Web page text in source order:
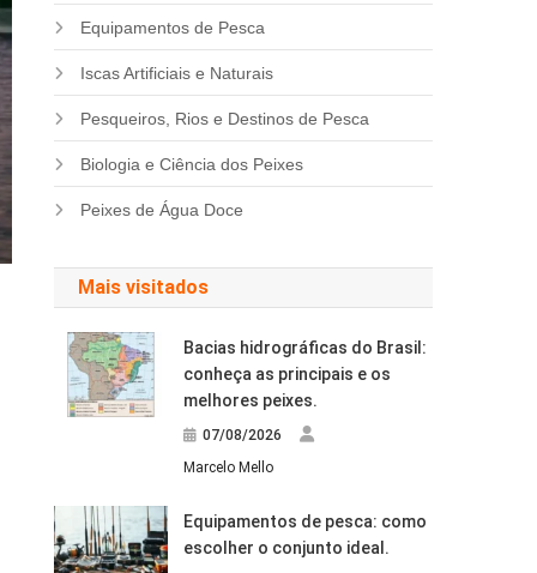
Equipamentos de Pesca
Iscas Artificiais e Naturais
Pesqueiros, Rios e Destinos de Pesca
Biologia e Ciência dos Peixes
Peixes de Água Doce
Mais visitados
Bacias hidrográficas do Brasil:
conheça as principais e os
melhores peixes.
07/08/2026
Marcelo Mello
Equipamentos de pesca: como
escolher o conjunto ideal.